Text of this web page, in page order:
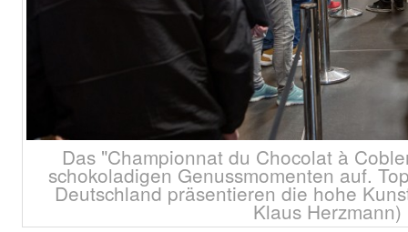
Das "Championnat du Chocolat à
schokoladigen Genussmomenten auf.
Deutschland präsentieren die hohe
Klaus Herzmann)